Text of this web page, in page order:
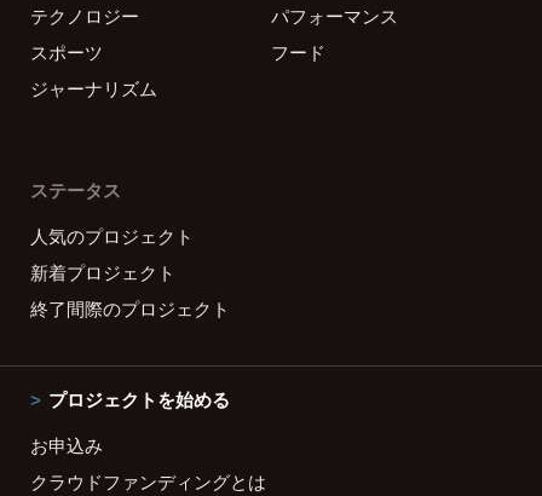
テクノロジー
パフォーマンス
スポーツ
フード
ジャーナリズム
ステータス
人気のプロジェクト
新着プロジェクト
終了間際のプロジェクト
プロジェクトを始める
お申込み
クラウドファンディングとは